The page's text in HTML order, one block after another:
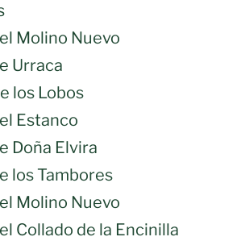
Molino Nuevo
Urraca
los Lobos
Estanco
Doña Elvira
los Tambores
Molino Nuevo
Collado de la Encinilla